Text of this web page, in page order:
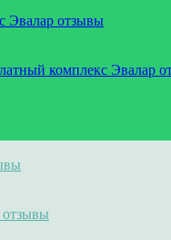
Эвалар отзывы
комплекс Эвалар